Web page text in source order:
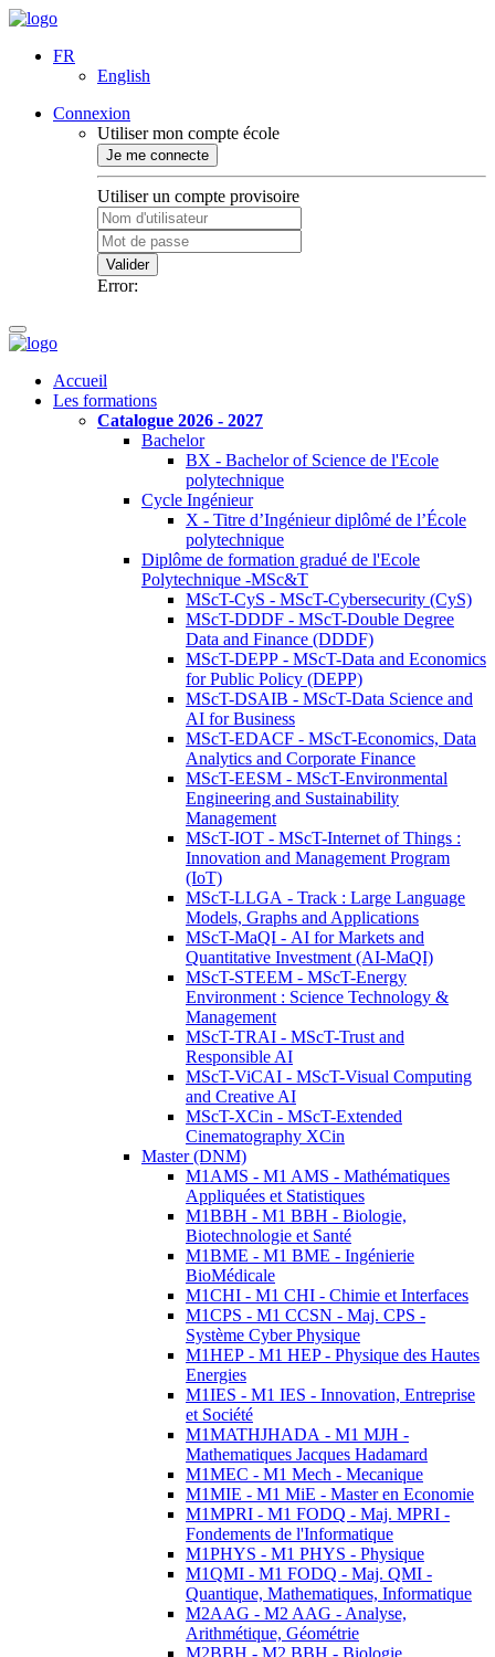
FR
English
Connexion
Utiliser mon compte école
Je me connecte
Utiliser un compte provisoire
Valider
Error:
Accueil
Les formations
Catalogue 2026 - 2027
Bachelor
BX - Bachelor of Science de l'Ecole
polytechnique
Cycle Ingénieur
X - Titre d’Ingénieur diplômé de l’École
polytechnique
Diplôme de formation gradué de l'Ecole
Polytechnique -MSc&T
MScT-CyS - MScT-Cybersecurity (CyS)
MScT-DDDF - MScT-Double Degree
Data and Finance (DDDF)
MScT-DEPP - MScT-Data and Economics
for Public Policy (DEPP)
MScT-DSAIB - MScT-Data Science and
AI for Business
MScT-EDACF - MScT-Economics, Data
Analytics and Corporate Finance
MScT-EESM - MScT-Environmental
Engineering and Sustainability
Management
MScT-IOT - MScT-Internet of Things :
Innovation and Management Program
(IoT)
MScT-LLGA - Track : Large Language
Models, Graphs and Applications
MScT-MaQI - AI for Markets and
Quantitative Investment (AI-MaQI)
MScT-STEEM - MScT-Energy
Environment : Science Technology &
Management
MScT-TRAI - MScT-Trust and
Responsible AI
MScT-ViCAI - MScT-Visual Computing
and Creative AI
MScT-XCin - MScT-Extended
Cinematography XCin
Master (DNM)
M1AMS - M1 AMS - Mathématiques
Appliquées et Statistiques
M1BBH - M1 BBH - Biologie,
Biotechnologie et Santé
M1BME - M1 BME - Ingénierie
BioMédicale
M1CHI - M1 CHI - Chimie et Interfaces
M1CPS - M1 CCSN - Maj. CPS -
Système Cyber Physique
M1HEP - M1 HEP - Physique des Hautes
Energies
M1IES - M1 IES - Innovation, Entreprise
et Société
M1MATHJHADA - M1 MJH -
Mathematiques Jacques Hadamard
M1MEC - M1 Mech - Mecanique
M1MIE - M1 MiE - Master en Economie
M1MPRI - M1 FODQ - Maj. MPRI -
Fondements de l'Informatique
M1PHYS - M1 PHYS - Physique
M1QMI - M1 FODQ - Maj. QMI -
Quantique, Mathematiques, Informatique
M2AAG - M2 AAG - Analyse,
Arithmétique, Géométrie
M2BBH - M2 BBH - Biologie,